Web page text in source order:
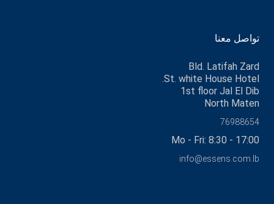
تواصل معنا
Bld. Latifah Zard
St. white House Hotel.
1st floor Jal El Dib
North Maten
76988654
Mo - Fri: 8:30 - 17:00
info@essens.com.lb